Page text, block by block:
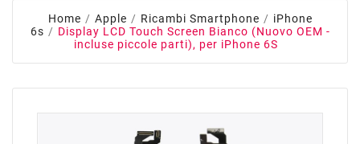
Home Apple Ricambi Smartphone
iPhone
6s
Display LCD Touch Screen Bianco (Nuovo OEM -
incluse piccole parti), per iPhone 6S